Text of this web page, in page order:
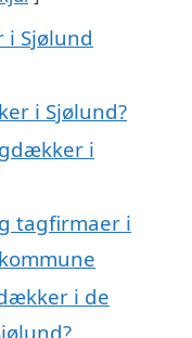
i Sjølund
i Sjølund?
i
tagfirmaer i
i de